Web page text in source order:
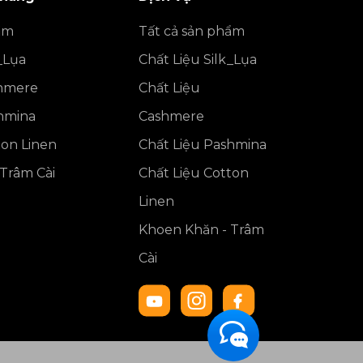
Linen
Cài
Tất cả sản phẩm
Chất Liệu Silk_Lụa
Chất Liệu
Cashmere
Chất Liệu Pashmina
Chất Liệu Cotton
Linen
Khoen Khăn - Trâm
Cài